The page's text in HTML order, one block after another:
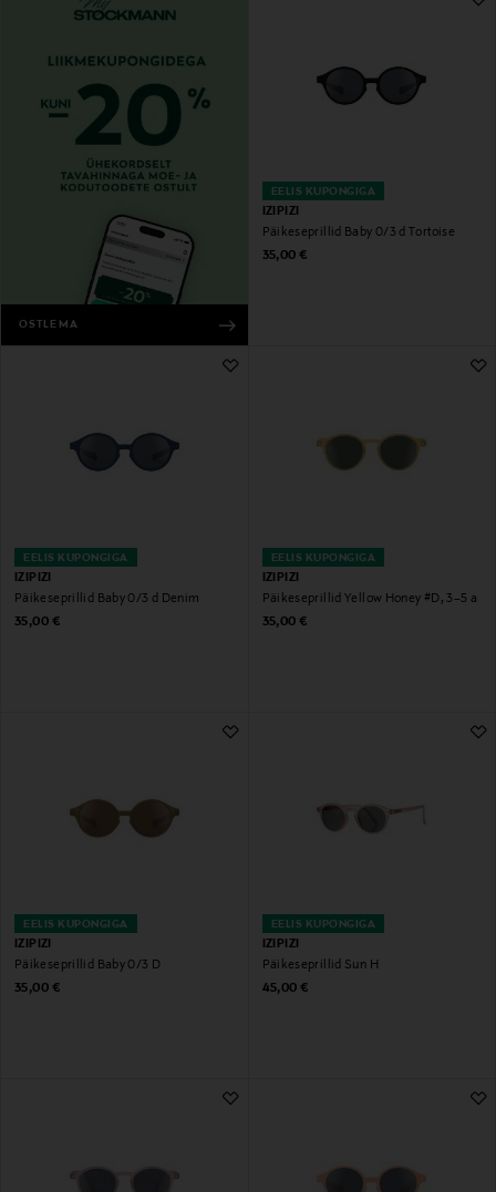
OSTLEMA
EELIS KUPONGIGA
IZIPIZI
Päikeseprillid Baby 0/3 d Tortoise
Original Price
35,00 €
EELIS KUPONGIGA
IZIPIZI
Päikeseprillid Baby 0/3 d Denim
Original Price
35,00 €
EELIS KUPONGIGA
IZIPIZI
Päikeseprillid Yellow Honey #D, 3–5 a
Original Price
35,00 €
EELIS KUPONGIGA
IZIPIZI
Päikeseprillid Baby 0/3 D
Original Price
35,00 €
EELIS KUPONGIGA
IZIPIZI
Päikeseprillid Sun H
Original Price
45,00 €